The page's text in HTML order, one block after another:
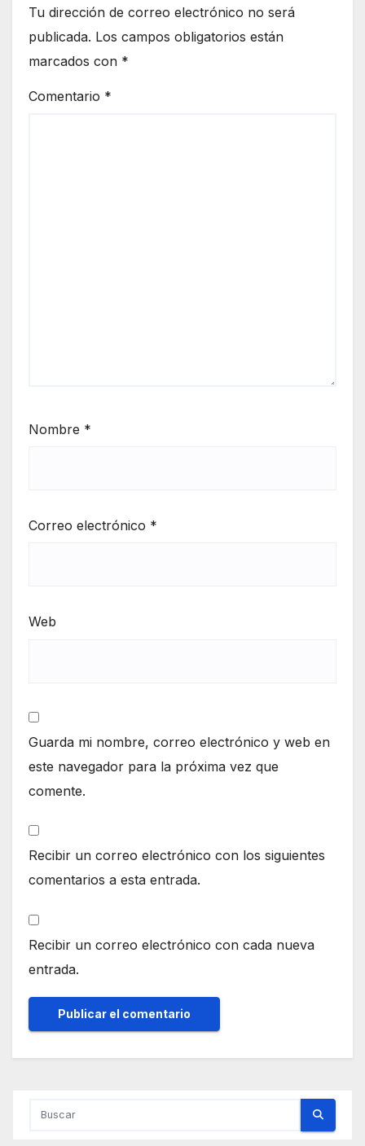
Tu dirección de correo electrónico no será
publicada. Los campos obligatorios están
marcados con *
Comentario *
Nombre *
Correo electrónico *
Web
Guarda mi nombre, correo electrónico y web en
este navegador para la próxima vez que
comente.
Recibir un correo electrónico con los siguientes
comentarios a esta entrada.
Recibir un correo electrónico con cada nueva
entrada.